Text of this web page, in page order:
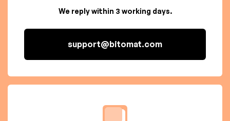
We reply within 3 working days.
support@bitomat.com